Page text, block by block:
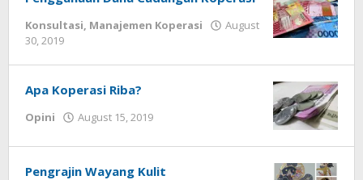
Konsultasi, Manajemen Koperasi
August
30, 2019
Apa Koperasi Riba?
Opini August 15, 2019
Pengrajin Wayang Kulit